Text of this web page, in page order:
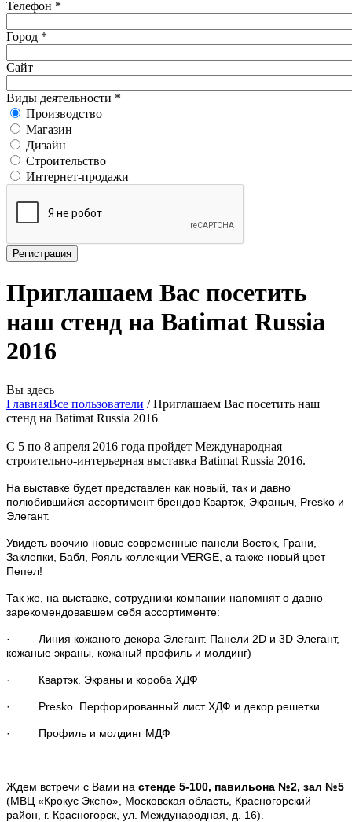
Телефон *
Город *
Сайт
Виды деятельности *
Производство
Магазин
Дизайн
Строительство
Интернет-продажи
Приглашаем Вас посетить
наш стенд на Batimat Russia
2016
Вы здесь
ГлавнаяВсе пользователи /Приглашаем Вас посетить наш
стенд на Batimat Russia 2016
С 5 по 8 апреля 2016 года пройдет Международная
строительно-интерьерная выставка Batimat Russia 2016.
На выставке будет представлен как новый, так и давно
полюбившийся ассортимент брендов Квартэк, Экраныч, Presko и
Элегант.
Увидеть воочию новые современные панели Восток, Грани,
Заклепки, Бабл, Рояль коллекции VERGE, а также новый цвет
Пепел!
Так же, на выставке, сотрудники компании напомнят о давно
зарекомендовавшем себя ассортименте:
· Линия кожаного декора Элегант. Панели 2D и 3D Элегант,
кожаные экраны, кожаный профиль и молдинг)
· Квартэк. Экраны и короба ХДФ
· Presko. Перфорированный лист ХДФ и декор решетки
· Профиль и молдинг МДФ
Ждем встречи с Вами на стенде 5-100, павильона №2, зал №5
(МВЦ «Крокус Экспо», Московская область, Красногорский
район, г. Красногорск, ул. Международная, д. 16).